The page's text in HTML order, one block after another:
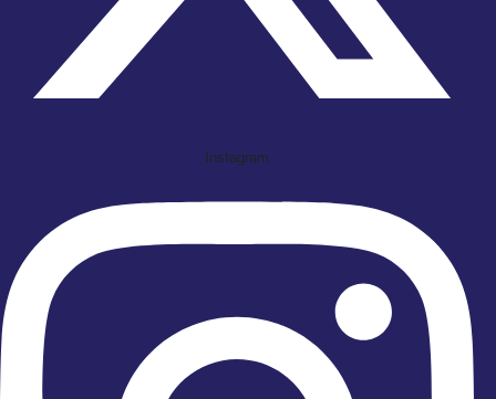
Instagram